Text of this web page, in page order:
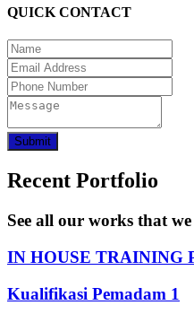
QUICK CONTACT
Submit
Recent Portfolio
See all our works that
IN HOUSE TRAINING
Kualifikasi Pemadam 1